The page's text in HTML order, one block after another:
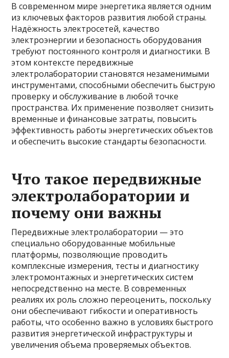
В современном мире энергетика является одним
из ключевых факторов развития любой страны.
Надёжность электросетей, качество
электроэнергии и безопасность оборудования
требуют постоянного контроля и диагностики. В
этом контексте передвижные
электролаборатории становятся незаменимыми
инструментами, способными обеспечить быструю
проверку и обслуживание в любой точке
пространства. Их применение позволяет снизить
временные и финансовые затраты, повысить
эффективность работы энергетических объектов
и обеспечить высокие стандарты безопасности.
Что такое передвижные
электролаборатории и
почему они важны
Передвижные электролаборатории — это
специально оборудованные мобильные
платформы, позволяющие проводить
комплексные измерения, тесты и диагностику
электромонтажных и энергетических систем
непосредственно на месте. В современных
реалиях их роль сложно переоценить, поскольку
они обеспечивают гибкости и оперативность
работы, что особенно важно в условиях быстрого
развития энергетической инфраструктуры и
увеличения объема проверяемых объектов.